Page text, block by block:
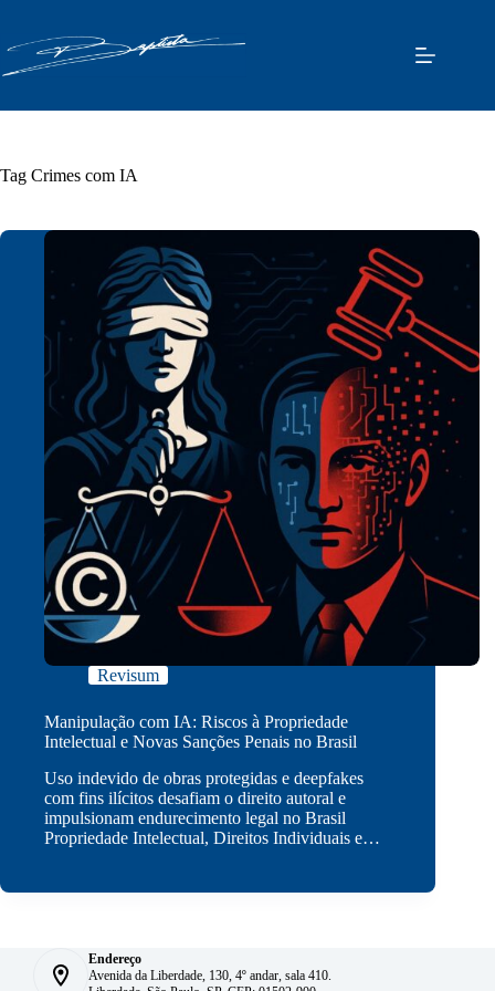
o
conteúdo
Tag Crimes com IA
Revisum
Manipulação com IA: Riscos à Propriedade
Intelectual e Novas Sanções Penais no Brasil
Uso indevido de obras protegidas e deepfakes
com fins ilícitos desafiam o direito autoral e
impulsionam endurecimento legal no Brasil
Propriedade Intelectual, Direitos Individuais e…
Endereço
Avenida da Liberdade, 130, 4º andar, sala 410.